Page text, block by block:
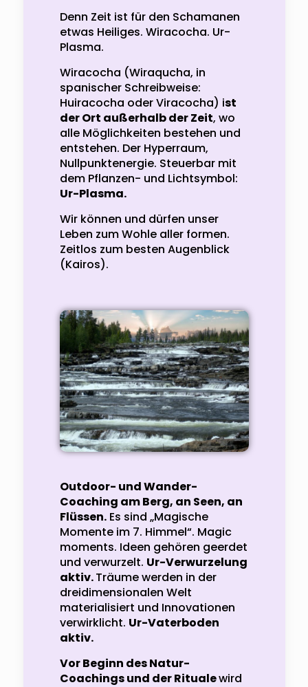
Denn Zeit ist für den Schamanen
etwas Heiliges. Wiracocha. Ur-
Plasma.
Wiracocha (Wiraqucha, in
spanischer Schreibweise:
Huiracocha oder Viracocha) ist
der Ort außerhalb der Zeit, wo
alle Möglichkeiten bestehen und
entstehen. Der Hyperraum,
Nullpunktenergie. Steuerbar mit
dem Pflanzen- und Lichtsymbol:
Ur-Plasma.
Wir können und dürfen unser
Leben zum Wohle aller formen.
Zeitlos zum besten Augenblick
(Kairos).
Outdoor- und Wander-
Coaching am Berg, an Seen, an
Flüssen.Es sind „Magische
Momente im 7. Himmel“. Magic
moments. Ideen gehören geerdet
und verwurzelt. Ur-Verwurzelung
aktiv.Träume werden in der
dreidimensionalen Welt
materialisiert und Innovationen
verwirklicht. Ur-Vaterboden
aktiv.
Vor Beginn des Natur-
Coachings und der Ritualewird